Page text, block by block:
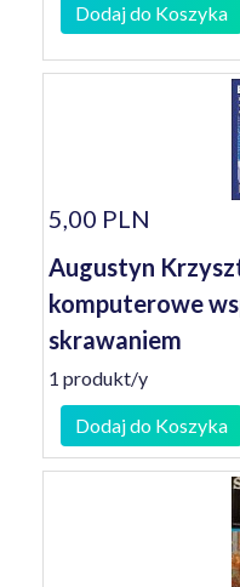
Dodaj do Koszyka
5,00 PLN
Augustyn
komputerowe
skrawaniem
1 produkt/y
Dodaj do Koszyka